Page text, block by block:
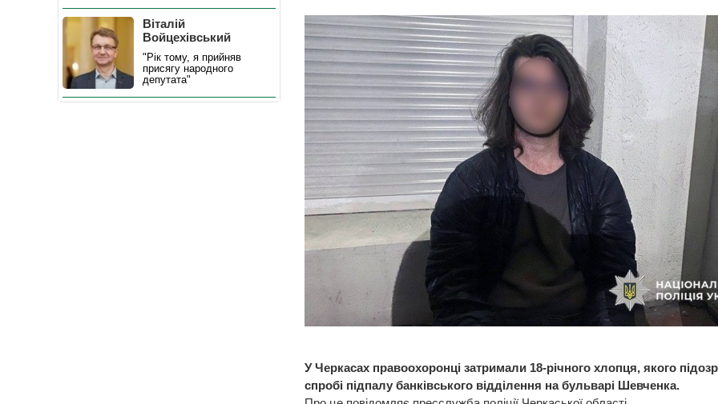
У Черкасах правоохоронці затримали 18-річного хлопця, якого
спробі підпалу банківського відділення на бульварі Шевченка.
Віталій
Войцехівський
"Рік тому, я прийняв
присягу народного
депутата"